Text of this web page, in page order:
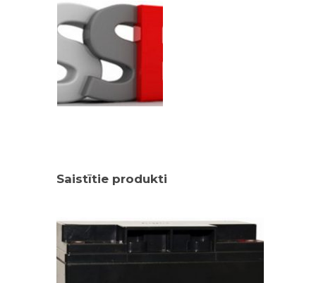
Saistītie produkti